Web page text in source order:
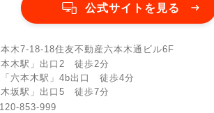
公式サイトを見る
木7-18-18住友不動産六本木通ビル6F
本木駅」出口2 徒歩2分
六本木駅」4b出口 徒歩4分
坂駅」出口5 徒歩7分
853-999